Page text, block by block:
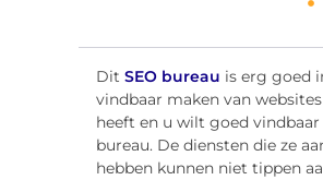
Dit SEO bureau is erg goed
vindbaar maken van
heeft en u wilt goed
bureau. De diensten die ze
hebben kunnen niet tippen